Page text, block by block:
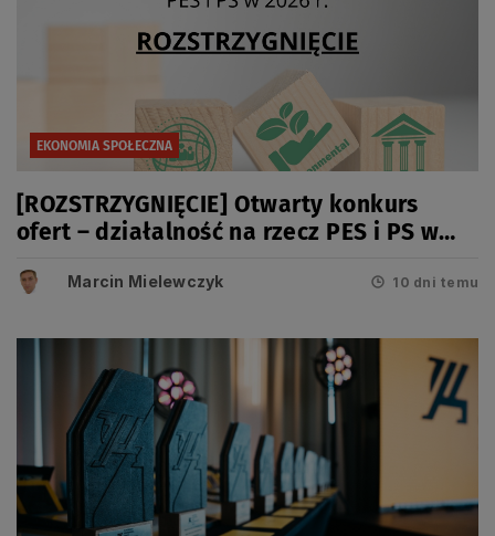
EKONOMIA SPOŁECZNA
[ROZSTRZYGNIĘCIE] Otwarty konkurs
ofert – działalność na rzecz PES i PS w
Marcin Mielewczyk 10 dni temu